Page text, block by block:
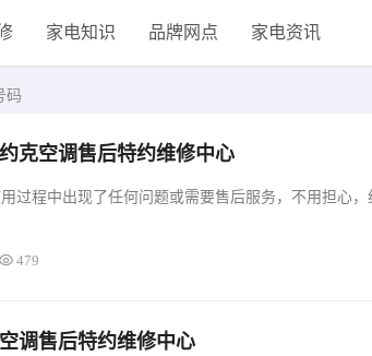
家电知识 品牌网点 家电资讯
码
克空调售后特约维修中心
过程中出现了任何问题或需要售后服务，不用担心
479
调售后特约维修中心